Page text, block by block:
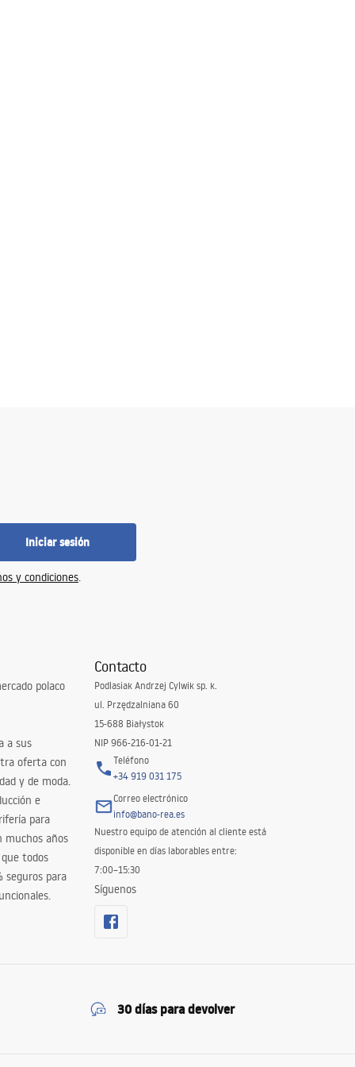
Iniciar sesión
y condiciones.
polaco
a sus
oferta con
y de moda.
e
para
muchos años
todos
seguros para
Contacto
Podlasiak Andrzej Cylwik sp. k.
ul. Przędzalniana 60
15-688 Białystok
NIP 966-216-01-21
Teléfono
+34 919 031 175
Correo electrónico
info@bano-rea.es
Nuestro equipo de atención al cliente está
disponible en días laborables entre:
7:00–15:30
Síguenos
30 días para devolver